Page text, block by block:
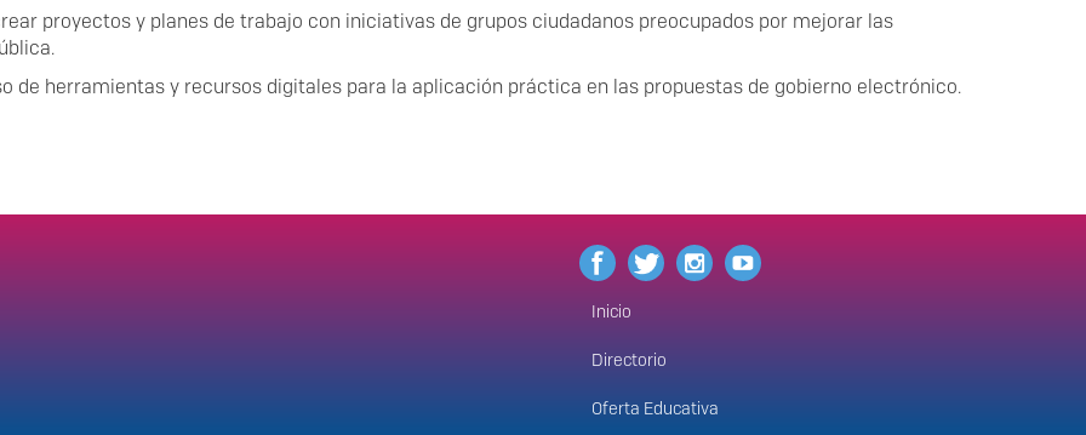
proyectos y planes de trabajo con iniciativas de grupos ciudadanos preocupados por mejorar las
de herramientas y recursos digitales para la aplicación práctica en las propuestas de gobierno electrónico.
Enlaces de interés
Menú
principal
Inicio
Directorio
Oferta Educativa